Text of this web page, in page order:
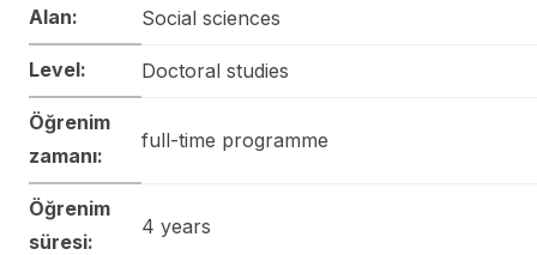
Alan: Social sciences
Level: Doctoral studies
Öğrenim
zamanı:
full-time programme
Öğrenim
süresi:
4 years